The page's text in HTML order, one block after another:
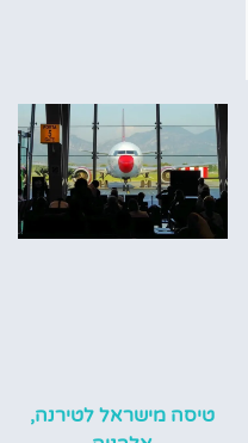
טיסה מישראל לטירנה,